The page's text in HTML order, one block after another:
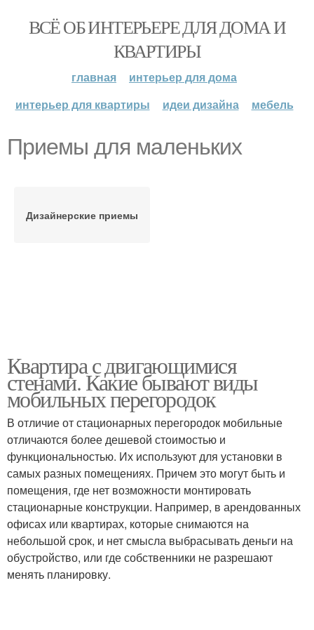
ВСЁ ОБ ИНТЕРЬЕРЕ ДЛЯ ДОМА И
КВАРТИРЫ
главная
интерьер для дома
интерьер для квартиры
идеи дизайна мебель
Приемы для маленьких
Дизайнерские приемы
Квартира с двигающимися
стенами. Какие бывают виды
мобильных перегородок
В отличие от стационарных перегородок мобильные
отличаются более дешевой стоимостью и
функциональностью. Их используют для установки в
самых разных помещениях. Причем это могут быть и
помещения, где нет возможности монтировать
стационарные конструкции. Например, в арендованных
офисах или квартирах, которые снимаются на
небольшой срок, и нет смысла выбрасывать деньги на
обустройство, или где собственники не разрешают
менять планировку.